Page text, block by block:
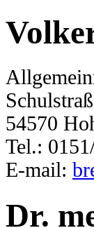
54570
Tel.:
E-mail:
Dr.